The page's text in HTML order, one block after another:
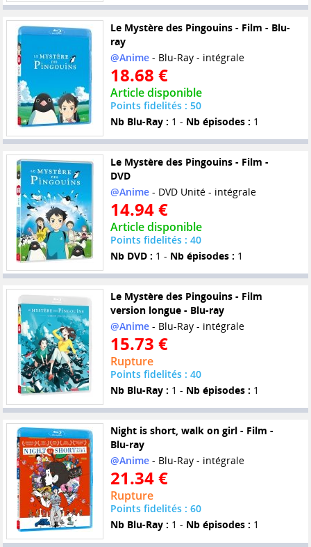
Le Mystère des Pingouins - Film - Blu-
ray
@Anime- Blu-Ray - intégrale
18.68 €
Article disponible
Points fidelités : 50
Nb Blu-Ray : 1 - Nb épisodes : 1
Le Mystère des Pingouins - Film -
DVD
@Anime- DVD Unité - intégrale
14.94 €
Article disponible
Points fidelités : 40
Nb DVD : 1 - Nb épisodes : 1
Le Mystère des Pingouins - Film
version longue - Blu-ray
@Anime- Blu-Ray - intégrale
15.73 €
Rupture
Points fidelités : 40
Nb Blu-Ray : 1 - Nb épisodes : 1
Night is short, walk on girl - Film -
Blu-ray
@Anime- Blu-Ray - intégrale
21.34 €
Rupture
Points fidelités : 60
Nb Blu-Ray : 1 - Nb épisodes : 1